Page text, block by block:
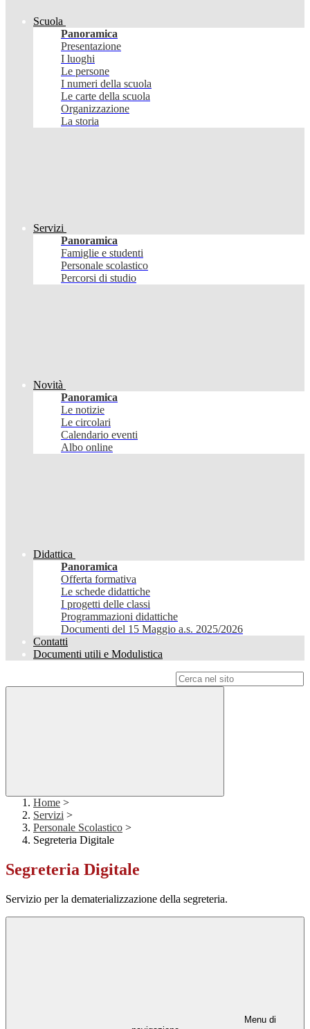
Scuola
Panoramica
Presentazione
I luoghi
Le persone
I numeri della scuola
Le carte della scuola
Organizzazione
La storia
Servizi
Panoramica
Famiglie e studenti
Personale scolastico
Percorsi di studio
Novità
Panoramica
Le notizie
Le circolari
Calendario eventi
Albo online
Didattica
Panoramica
Offerta formativa
Le schede didattiche
I progetti delle classi
Programmazioni didattiche
Documenti del 15 Maggio a.s. 2025/2026
Contatti
Documenti utili e Modulistica
Home >
Servizi >
Personale Scolastico >
Segreteria Digitale
Segreteria Digitale
Servizio per la dematerializzazione della segreteria.
Menu di